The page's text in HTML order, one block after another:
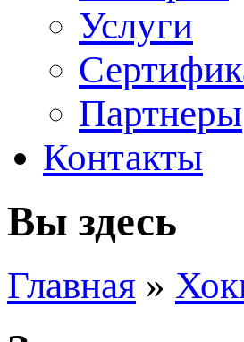
Услуги
Партнеры
Контакты
Вы здесь
Главная »